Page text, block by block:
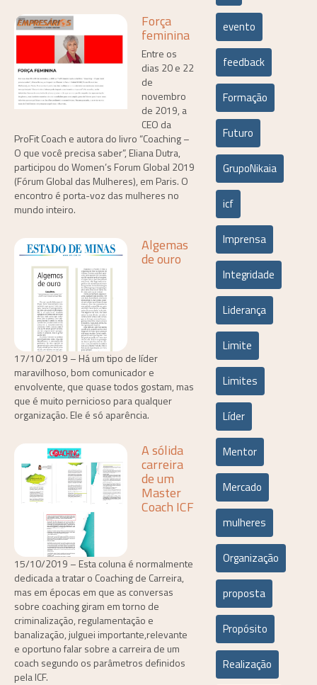
Força
feminina
Entre os
dias 20 e 22
de
novembro
de 2019, a
CEO da
ProFit Coach e autora do livro “Coaching –
O que você precisa saber”, Eliana Dutra,
participou do Women’s Forum Global 2019
(Fórum Global das Mulheres), em Paris. O
encontro é porta-voz das mulheres no
mundo inteiro.
Algemas
de ouro
17/10/2019 – Há um tipo de líder
maravilhoso, bom comunicador e
envolvente, que quase todos gostam, mas
que é muito pernicioso para qualquer
organização. Ele é só aparência.
A sólida
carreira
de um
Master
Coach ICF
15/10/2019 – Esta coluna é normalmente
dedicada a tratar o Coaching de Carreira,
mas em épocas em que as conversas
sobre coaching giram em torno de
criminalização, regulamentação e
banalização, julguei importante,relevante
e oportuno falar sobre a carreira de um
coach segundo os parâmetros definidos
pela ICF.
evento
feedback
Formação
Futuro
GrupoNikaia
icf
Imprensa
Integridade
Liderança
Limite
Limites
Líder
Mentor
Mercado
mulheres
Organização
proposta
Propósito
Realização